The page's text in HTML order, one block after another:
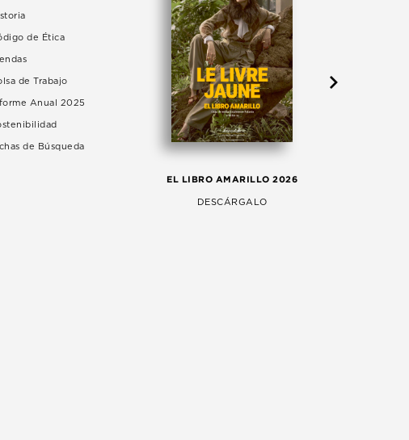
de Ética
de Trabajo
Anual 2025
de Búsqueda
EL LIBRO AMARILLO 2026
DESCÁRGALO